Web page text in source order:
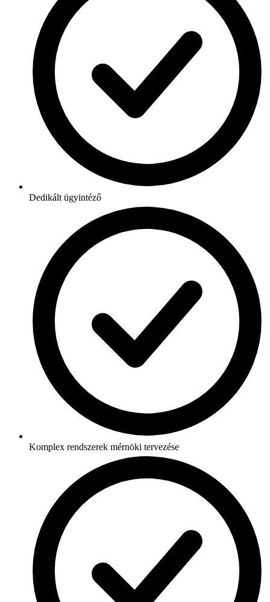
Dedikált ügyintéző
Komplex rendszerek mérnöki tervezése